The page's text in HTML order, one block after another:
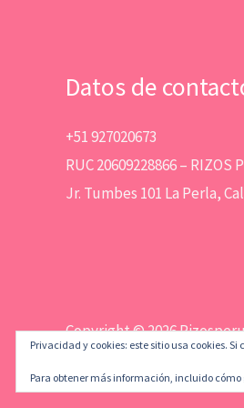
Datos de
+51 927020673
RUC 20609228866 – RIZOS
Jr. Tumbes 101 La Perla,
Copyright © 2026
Privacidad y cookies: este sitio usa cookies.
Para obtener más información, incluido